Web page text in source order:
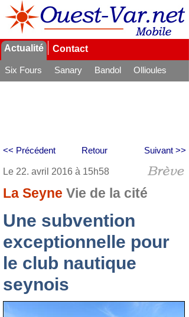
Actualité Contact
Six Fours Sanary Bandol
Ollioules
Retour
<< Précédent Suivant >>
Le 22. avril 2016 à 15h58
La Seyne Vie de la cité
Une subvention
exceptionnelle pour
le club nautique
seynois